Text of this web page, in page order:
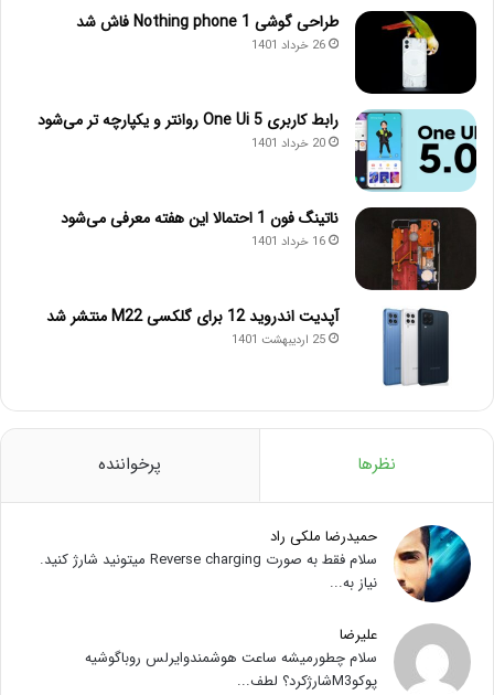
طراحی گوشی Nothing phone 1 فاش شد
26 خرداد 1401
رابط کاربری One Ui 5 روانتر و یکپارچه تر می‌شود
20 خرداد 1401
ناتینگ فون 1 احتمالا این هفته معرفی می‌شود
16 خرداد 1401
آپدیت اندروید 12 برای گلکسی M22 منتشر شد
25 اردیبهشت 1401
نظرها پرخواننده
حمیدرضا ملکی راد
سلام فقط به صورت Reverse charging میتونید شارژ کنید.
نیاز به...
علیرضا
سلام چطورمیشه ساعت هوشمندوایرلس روباگوشیه
پوکوM3شارژکرد؟ لطف...